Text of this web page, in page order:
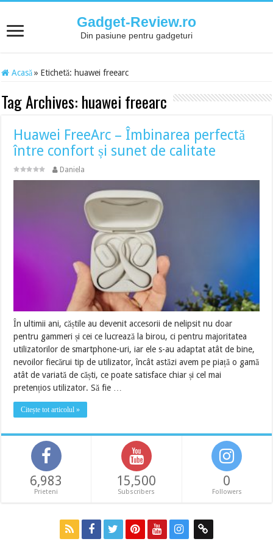
Gadget-Review.ro
Din pasiune pentru gadgeturi
Acasă » Etichetă: huawei freearc
Tag Archives: huawei freearc
Huawei FreeArc – Îmbinarea perfectă
între confort și sunet de calitate
Daniela
În ultimii ani, căștile au devenit accesorii de nelipsit nu doar
pentru gammeri și cei ce lucrează la birou, ci pentru majoritatea
utilizatorilor de smartphone-uri, iar ele s-au adaptat atât de bine,
nevoilor fiecărui tip de utilizator, încât astăzi avem pe piață o gamă
atât de variată de căști, ce poate satisface chiar și cel mai
pretențios utilizator. Să fie …
Citește tot articolul »
6,983
Prieteni
15,500
Subscribers
0
Followers